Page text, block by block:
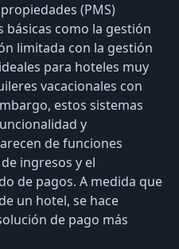
(PMS)
como la gestión
limitada con la gestión
para hoteles muy
vacacionales con
estos sistemas
y
de funciones
ingresos y el
de pagos. A medida que
un hotel, se hace
de pago más